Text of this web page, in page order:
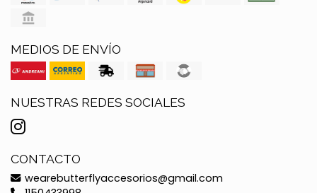
MEDIOS DE ENVÍO
NUESTRAS REDES SOCIALES
CONTACTO
wearebutterflyaccesorios@gmail.com